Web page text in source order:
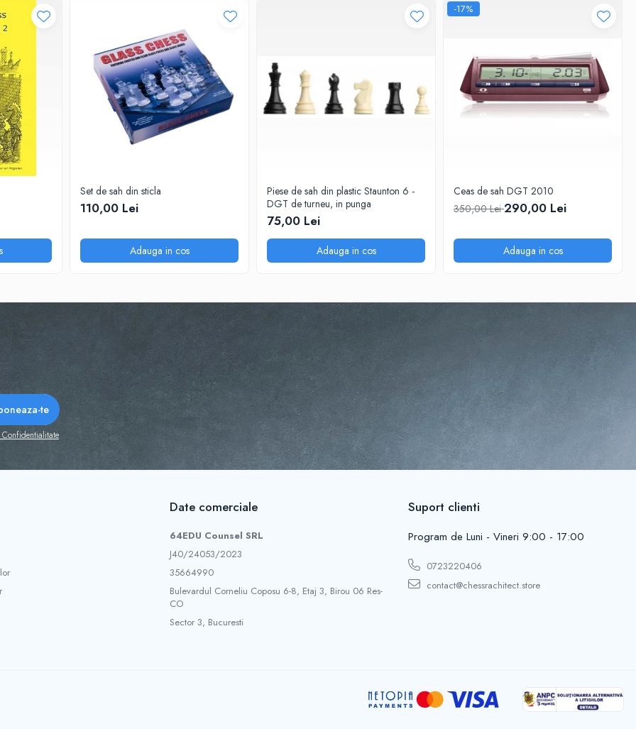
Set de sah din sticla
110,00 Lei
Adauga in cos
Piese de sah din plastic Staunton 6 -
DGT de turneu, in punga
75,00 Lei
Adauga in cos
-17%
Ceas de sah DGT 2010
350,00 Lei290,00 Lei
Adauga in cos
Date comerciale
64EDU Counsel SRL
J40/24053/2023
35664990
Bulevardul Corneliu Coposu 6-8, Etaj 3, Birou 06 Res-
CO
Sector 3, Bucuresti
Suport clienti
Program de Luni - Vineri 9:00 - 17:00
0723220406
contact@chessrachitect.store